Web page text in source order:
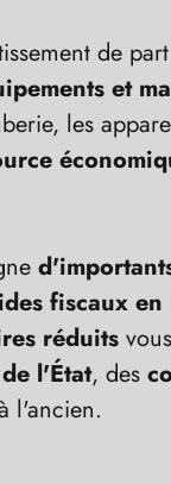
de
et
les
fiscaux en
réduits
l'État, des
l'ancien.